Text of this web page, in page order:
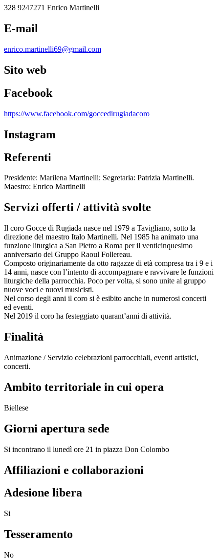
328 9247271 Enrico Martinelli
E-mail
enrico.martinelli69@gmail.com
Sito web
Facebook
https://www.facebook.com/goccedirugiadacoro
Instagram
Referenti
Presidente: Marilena Martinelli; Segretaria: Patrizia Martinelli.
Maestro: Enrico Martinelli
Servizi offerti / attività svolte
Il coro Gocce di Rugiada nasce nel 1979 a Tavigliano, sotto la
direzione del maestro Italo Martinelli. Nel 1985 ha animato una
funzione liturgica a San Pietro a Roma per il venticinquesimo
anniversario del Gruppo Raoul Follereau.
Composto originariamente da otto ragazze di età compresa tra i 9 e i
14 anni, nasce con l’intento di accompagnare e ravvivare le funzioni
liturgiche della parrocchia. Poco per volta, si sono unite al gruppo
nuove voci e nuovi musicisti.
Nel corso degli anni il coro si è esibito anche in numerosi concerti
ed eventi.
Nel 2019 il coro ha festeggiato quarant’anni di attività.
Finalità
Animazione / Servizio celebrazioni parrocchiali, eventi artistici,
concerti.
Ambito territoriale in cui opera
Biellese
Giorni apertura sede
Si incontrano il lunedì ore 21 in piazza Don Colombo
Affiliazioni e collaborazioni
Adesione libera
Si
Tesseramento
No